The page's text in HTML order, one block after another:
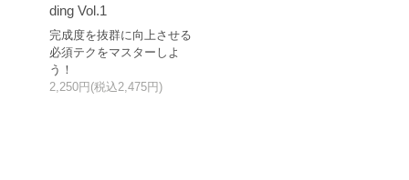
ding Vol.1
完成度を抜群に向上させる
必須テクをマスターしよ
う！
2,250円(税込2,475円)